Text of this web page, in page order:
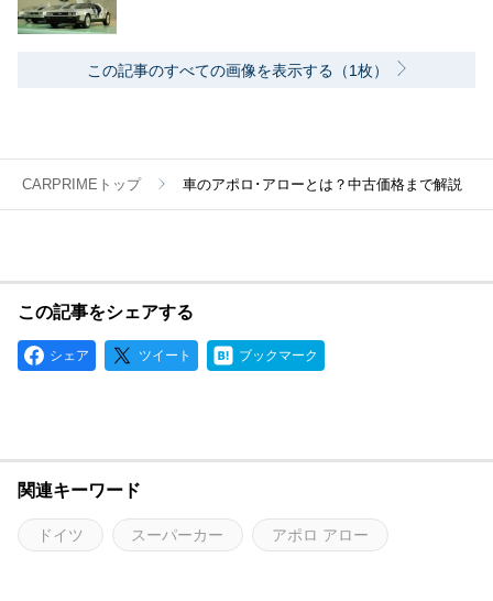
この記事のすべての画像を表示する（1枚）
CARPRIMEトップ 車のアポロ･アローとは？中古価格まで解説
この記事をシェアする
シェア ツイート ブックマーク
関連キーワード
ドイツ スーパーカー アポロ アロー